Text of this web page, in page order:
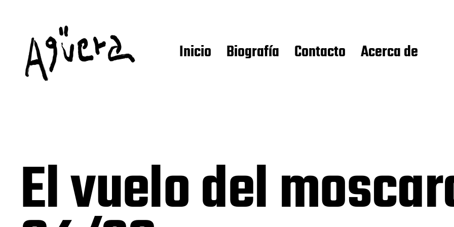
Inicio Biografía Contacto Acerca de
El vuelo del